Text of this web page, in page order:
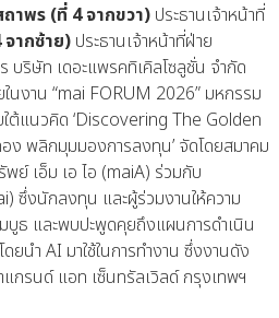
าพร (ที่ 4 จากขวา) ประธานเจ้าหน้าที่
จากซ้าย) ประธานเจ้าหน้าที่ฝ่าย
บริษัท เดอะแพรคทิเคิลโซลูชั่น จำกัด
นงาน “mai FORUM 2026” มหกรรม
ต้แนวคิด ‘Discovering The Golden
ง พลิกมุมมองการลงทุน’ จัดโดยสมาคม
ย์ เอ็ม เอ ไอ (maiA) ร่วมกับ
ซึ่งนักลงทุน และผู้ร่วมงานให้ความ
บูธ และพบปะพูดคุยถึงแผนการดำเนิน
นำ AI มาใช้ในการทำงาน ซึ่งงานดัง
กรนด์ แอท เซ็นทรัลเวิลด์ กรุงเทพฯ